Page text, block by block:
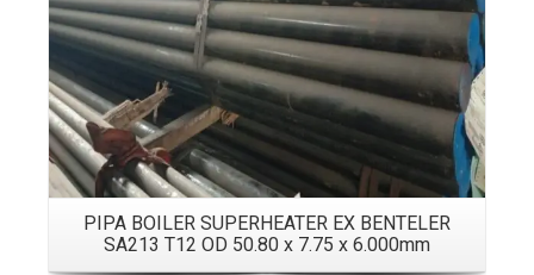
PIPA BOILER SUPERHEATER EX BENTELER
SA213 T12 OD 50.80 x 7.75 x 6.000mm